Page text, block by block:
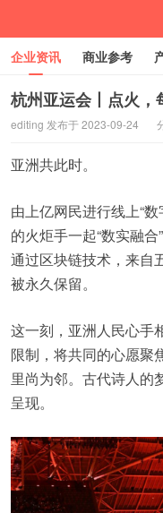
企业资讯 商业参考
时尚潮流 母婴亲子
杭州亚运会丨点火，
editing 发布于 2023-09-24
亚洲共此时。
由上亿网民进行线上“
的火炬手一起“数实融合
通过区块链技术，来自
被永久保留。
这一刻，亚洲人民心手
限制，将共同的心愿聚
里尚为邻。古代诗人的
呈现。